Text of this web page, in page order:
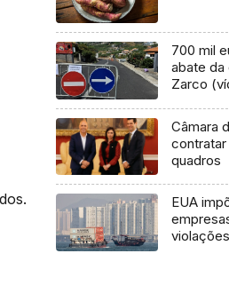
700 mil
abate da
Zarco
Câmara
contratar
quadros
EUA